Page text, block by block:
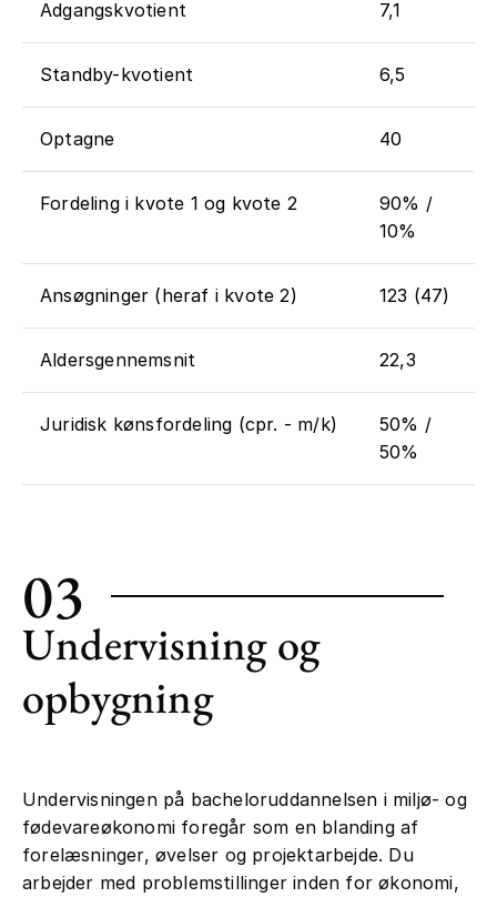
Adgangskvotient 7,1
Standby-kvotient 6,5
Optagne 40
Fordeling i kvote 1 og kvote 2
90% /
10%
Ansøgninger (heraf i kvote 2) 123 (47)
Aldersgennemsnit 22,3
Juridisk kønsfordeling (cpr. - m/k)
50% /
50%
03
Undervisning og
opbygning
Undervisningen på bacheloruddannelsen i miljø- og
fødevareøkonomi foregår som en blanding af
forelæsninger, øvelser og projektarbejde. Du
arbejder med problemstillinger inden for økonomi,